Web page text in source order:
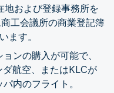
および登録事務所を
工会議所の商業登記簿
ます。
ンの購入が可能で、
航空、またはKLCが
内のフライト。